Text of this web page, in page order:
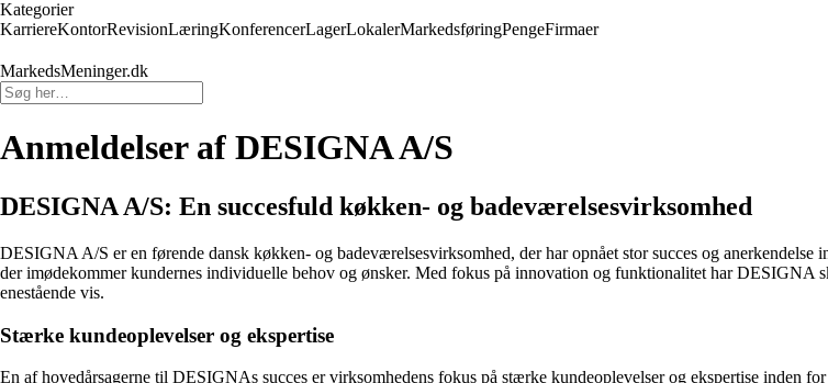
Kategorier
KarriereKontorRevisionLæringKonferencerLagerLokalerMarkedsføringPengeFirmaer
MarkedsMeninger.dk
Anmeldelser af DESIGNA A/S
DESIGNA A/S: En succesfuld køkken- og badeværelsesvirksomhed
DESIGNA A/S er en førende dansk køkken- og badeværelsesvirksomhed, der har opnået stor succes og
der imødekommer kundernes individuelle behov og ønsker. Med fokus på innovation og funktionalitet har
enestående vis.
Stærke kundeoplevelser og ekspertise
En af hovedårsagerne til DESIGNAs succes er virksomhedens fokus på stærke kundeoplevelser og ekspertise inden